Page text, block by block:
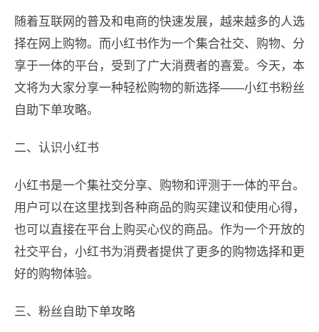
随着互联网的普及和电商的快速发展，越来越多的人选
择在网上购物。而小红书作为一个集合社交、购物、分
享于一体的平台，受到了广大消费者的喜爱。今天，本
文将为大家分享一种轻松购物的新选择——小红书粉丝
自助下单攻略。
二、认识小红书
小红书是一个集社交分享、购物和评测于一体的平台。
用户可以在这里找到各种商品的购买建议和使用心得，
也可以直接在平台上购买心仪的商品。作为一个开放的
社交平台，小红书为消费者提供了更多的购物选择和更
好的购物体验。
三、粉丝自助下单攻略